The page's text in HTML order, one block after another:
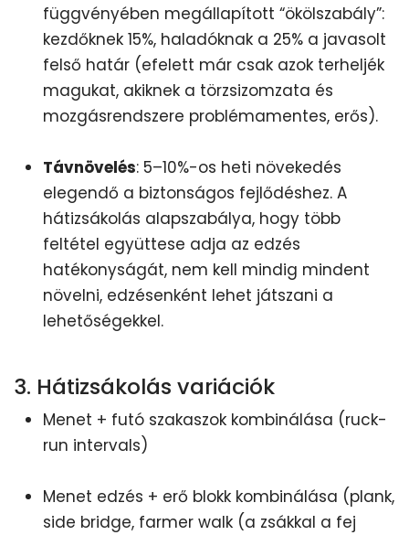
függvényében megállapított “ökölszabály”:
kezdőknek 15%, haladóknak a 25% a javasolt
felső határ (efelett már csak azok terheljék
magukat, akiknek a törzsizomzata és
mozgásrendszere problémamentes, erős).
Távnövelés: 5–10%-os heti növekedés
elegendő a biztonságos fejlődéshez. A
hátizsákolás alapszabálya, hogy több
feltétel együttese adja az edzés
hatékonyságát, nem kell mindig mindent
növelni, edzésenként lehet játszani a
lehetőségekkel.
3. Hátizsákolás variációk
Menet + futó szakaszok kombinálása (ruck-
run intervals)
Menet edzés + erő blokk kombinálása (plank,
side bridge, farmer walk (a zsákkal a fej